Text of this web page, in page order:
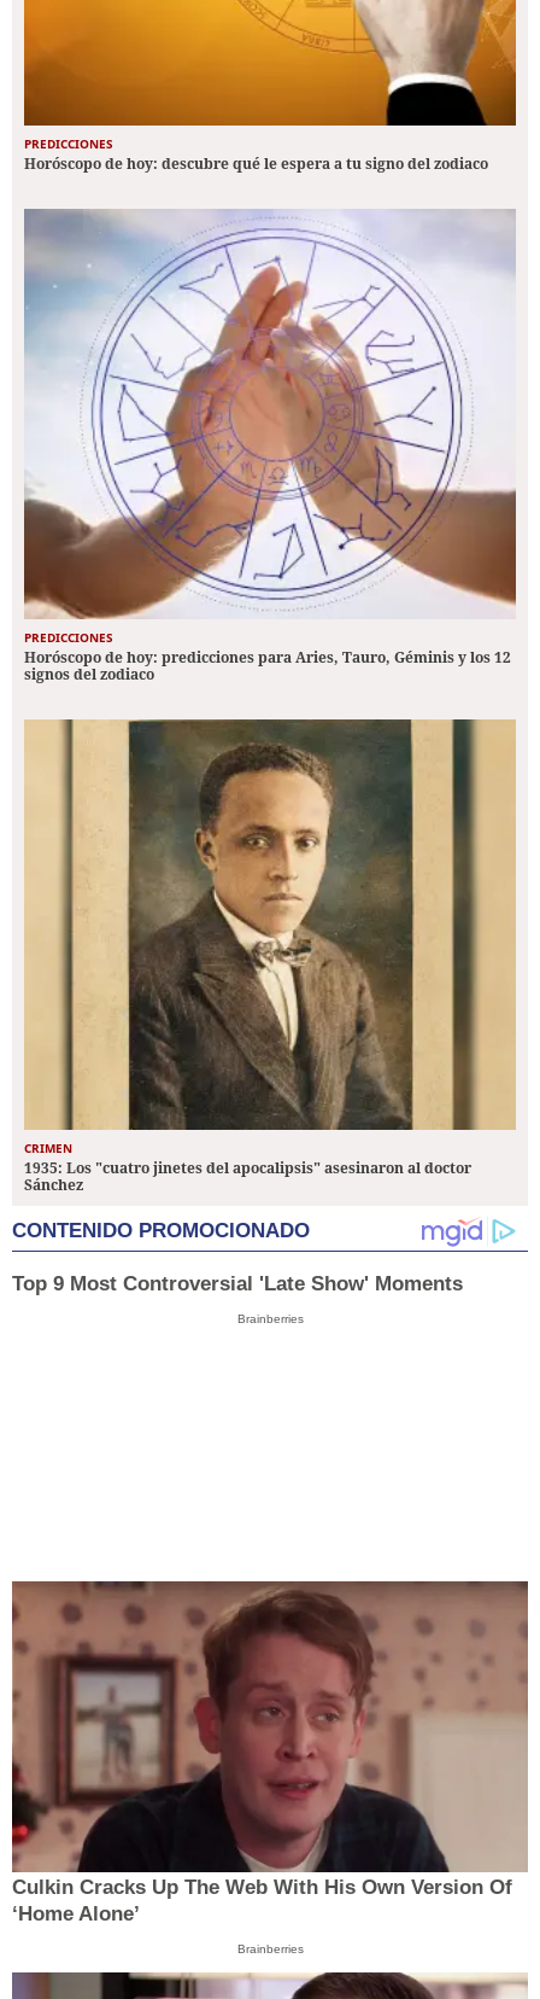
PREDICCIONES
Horóscopo de hoy: descubre qué le espera a tu signo del zodiaco
PREDICCIONES
Horóscopo de hoy: predicciones para Aries, Tauro, Géminis y los 12
signos del zodiaco
CRIMEN
1935: Los "cuatro jinetes del apocalipsis" asesinaron al doctor
Sánchez
CONTENIDO PROMOCIONADO
Top 9 Most Controversial 'Late Show' Moments
Brainberries
Culkin Cracks Up The Web With His Own Version Of
‘Home Alone’
Brainberries